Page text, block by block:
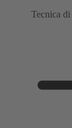
Tecnica di